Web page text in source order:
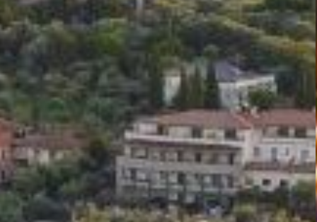
POR
DESCUBRIR